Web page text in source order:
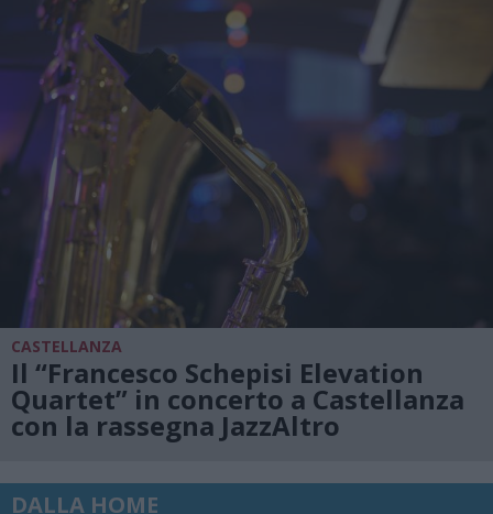
CASTELLANZA
Il “Francesco Schepisi Elevation
Quartet” in concerto a Castellanza
con la rassegna JazzAltro
DALLA HOME